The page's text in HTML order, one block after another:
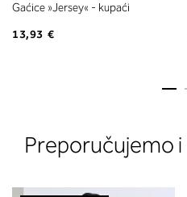
Gaćice »Jersey« - kupaći
13,93 €
Preporučujemo i